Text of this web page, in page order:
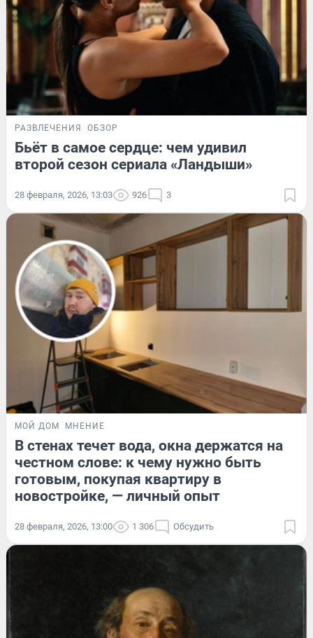
РАЗВЛЕЧЕНИЯ ОБЗОР
Бьёт в самое сердце: чем удивил
второй сезон сериала «Ландыши»
28 февраля, 2026, 13:03 926 3
МОЙ ДОМ МНЕНИЕ
В стенах течет вода, окна держатся на
честном слове: к чему нужно быть
готовым, покупая квартиру в
новостройке, — личный опыт
28 февраля, 2026, 13:00 1 306 Обсудить